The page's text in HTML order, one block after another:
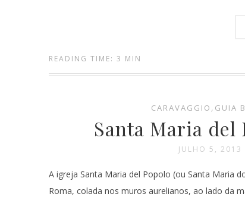
READING TIME: 3 MIN
CARAVAGGIO , GUIA
Santa Maria del
JULHO 5, 2013
A igreja Santa Maria del Popolo (ou Santa Maria
Roma, colada nos muros aurelianos, ao lado da